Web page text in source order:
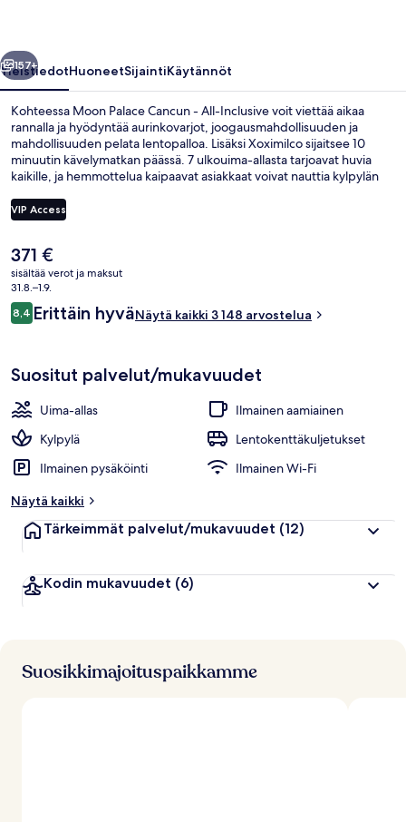
Seuraava
157+
YleistiedotHuoneetSijaintiKäytännöt
Kohteessa Moon Palace Cancun - All-Inclusive voit viettää aikaa
rannalla ja hyödyntää aurinkovarjot, joogausmahdollisuuden ja
mahdollisuuden pelata lentopalloa. Lisäksi Xoximilco sijaitsee 10
minuutin kävelymatkan päässä. 7 ulkouima-allasta tarjoavat huvia
kaikille, ja hemmottelua kaipaavat asiakkaat voivat nauttia kylpylän
hydroterapiahoidoista. Momo Teppanyaki, yksi 16 ravintolasta,
tarjoilee illallisen ja sen erikoisuuksiin kuuluu aasialainen keittiö.
uima-allasbaaria, golfkenttä ja satama. Uima-allas ja avulias
henkilökunta ovat myös asioita, joita matkailijat arvostavat.
VIP Access
Nykyinen
hinta
on
371 €
371 €
sisältää verot ja maksut
31.8.–1.9.
Arvostelut
8,48,4 kautta 10.
Erittäin hyväNäytä kaikki 3 148 arvostelua
Suositut palvelut/mukavuudet
Uima-allas
Ilmainen aamiainen
Kylpylä
Lentokenttäkuljetukset
Ilmainen pysäköinti
Ilmainen Wi-Fi
Näytä kaikki
Tärkeimmät palvelut/mukavuudet (12)
Kodin mukavuudet (6)
Suosikkimajoituspaikkamme